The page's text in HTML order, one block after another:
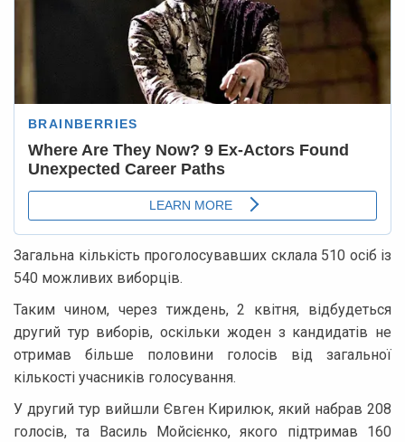
Загальна кількість проголосувавших склала 510 осіб із
540 можливих виборців.
Таким чином, через тиждень, 2 квітня, відбудеться
другий тур виборів, оскільки жоден з кандидатів не
отримав більше половини голосів від загальної
кількості учасників голосування.
У другий тур вийшли Євген Кирилюк, який набрав 208
голосів, та Василь Мойсієнко, якого підтримав 160